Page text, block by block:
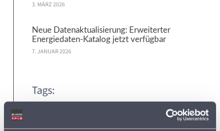
3. MÄRZ 2026
Neue Datenaktualisierung: Erweiterter
Energiedaten-Katalog jetzt verfügbar
7. JANUAR 2026
Tags: